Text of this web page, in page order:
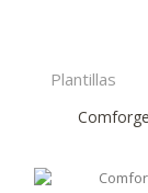
Plantillas